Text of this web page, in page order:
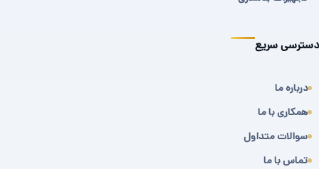
دسترسی سریع
درباره ما
همکاری با ما
سوالات متداول
تماس با ما